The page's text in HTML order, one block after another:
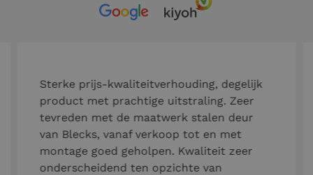
Sterke prijs-kwaliteitverhouding, degelijk
product met prachtige uitstraling. Zeer
tevreden met de maatwerk stalen deur
van Blecks, vanaf verkoop tot en met
montage goed geholpen. Kwaliteit zeer
onderscheidend ten opzichte van